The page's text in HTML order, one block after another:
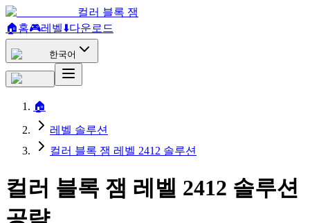
컬러 블록 잼
🏠홈🎮레벨⬇️다운로드
한국어
🏠
레벨 솔루션
컬러 블록 잼 레벨 2412 솔루션
컬러 블록 잼 레벨 2412 솔루션